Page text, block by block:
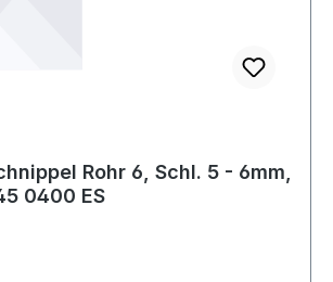
Rohr 6, Schl. 5 - 6mm,
0400 ES